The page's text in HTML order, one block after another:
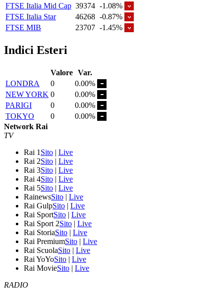
FTSE Italia Mid Cap 39374 -1.08%
FTSE Italia Star
46268 -0.87%
FTSE MIB
23707 -1.45%
Indici Esteri
Valore Var.
LONDRA
0
0.00%
NEW YORK 0
0.00%
PARIGI
0
0.00%
TOKYO
0
0.00%
Network Rai
TV
Rai 1 Sito | Live
Rai 2Sito | Live
Rai 3Sito | Live
Rai 4Sito | Live
Rai 5Sito | Live
RainewsSito | Live
Rai GulpSito | Live
Rai SportSito | Live
Rai Sport 2Sito | Live
Rai StoriaSito | Live
Rai PremiumSito | Live
Rai ScuolaSito | Live
Rai YoYoSito | Live
Rai MovieSito | Live
RADIO